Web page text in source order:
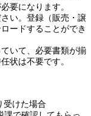
要になります。
い。登録（販売・譲
ードすることができ
いて、必要書類が揃
状は不要です。
受けた場合